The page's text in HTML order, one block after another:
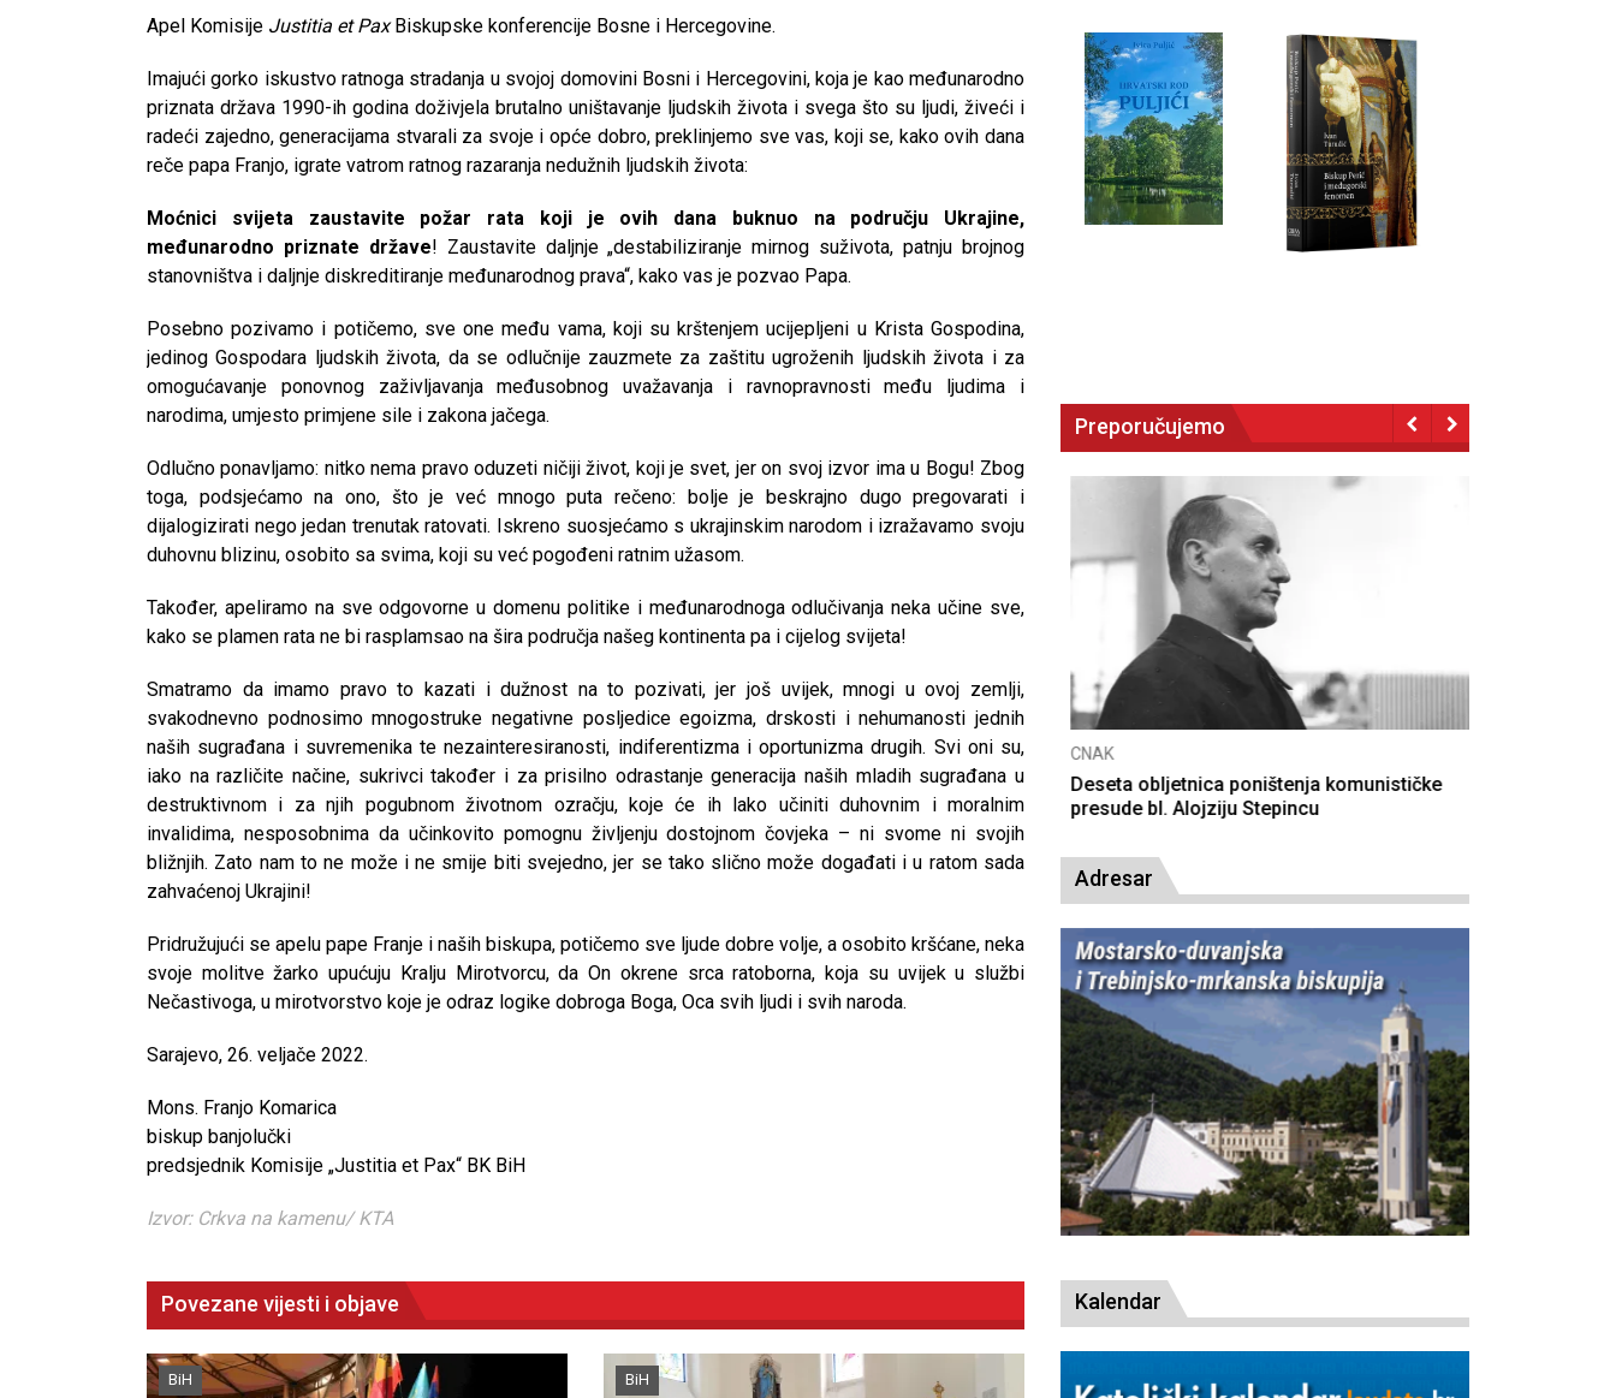
Apel Komisije Justitia et PaxBiskupske konferencije Bosne i Hercegovine.
Imajući gorko iskustvo ratnoga stradanja u svojoj domovini Bosni i Hercegovini, koja je kao međunarodno
priznata država 1990-ih godina doživjela brutalno uništavanje ljudskih života i svega što su ljudi, živeći i
radeći zajedno, generacijama stvarali za svoje i opće dobro, preklinjemo sve vas, koji se, kako ovih dana
reče papa Franjo, igrate vatrom ratnog razaranja nedužnih ljudskih života:
Moćnici svijeta zaustavite požar rata koji je ovih dana buknuo na području Ukrajine,
međunarodno priznate države! Zaustavite daljnje „destabiliziranje mirnog suživota, patnju brojnog
stanovništva i daljnje diskreditiranje međunarodnog prava“, kako vas je pozvao Papa.
Posebno pozivamo i potičemo, sve one među vama, koji su krštenjem ucijepljeni u Krista Gospodina,
jedinog Gospodara ljudskih života, da se odlučnije zauzmete za zaštitu ugroženih ljudskih života i za
omogućavanje ponovnog zaživljavanja međusobnog uvažavanja i ravnopravnosti među ljudima i
narodima, umjesto primjene sile i zakona jačega.
Odlučno ponavljamo: nitko nema pravo oduzeti ničiji život, koji je svet, jer on svoj izvor ima u Bogu! Zbog
toga, podsjećamo na ono, što je već mnogo puta rečeno: bolje je beskrajno dugo pregovarati i
dijalogizirati nego jedan trenutak ratovati. Iskreno suosjećamo s ukrajinskim narodom i izražavamo svoju
duhovnu blizinu, osobito sa svima, koji su već pogođeni ratnim užasom.
Također, apeliramo na sve odgovorne u domenu politike i međunarodnoga odlučivanja neka učine sve,
kako se plamen rata ne bi rasplamsao na šira područja našeg kontinenta pa i cijelog svijeta!
Smatramo da imamo pravo to kazati i dužnost na to pozivati, jer još uvijek, mnogi u ovoj zemlji,
svakodnevno podnosimo mnogostruke negativne posljedice egoizma, drskosti i nehumanosti jednih
naših sugrađana i suvremenika te nezainteresiranosti, indiferentizma i oportunizma drugih. Svi oni su,
iako na različite načine, sukrivci također i za prisilno odrastanje generacija naših mladih sugrađana u
destruktivnom i za njih pogubnom životnom ozračju, koje će ih lako učiniti duhovnim i moralnim
invalidima, nesposobnima da učinkovito pomognu življenju dostojnom čovjeka – ni svome ni svojih
bližnjih. Zato nam to ne može i ne smije biti svejedno, jer se tako slično može događati i u ratom sada
zahvaćenoj Ukrajini!
Pridružujući se apelu pape Franje i naših biskupa, potičemo sve ljude dobre volje, a osobito kršćane, neka
svoje molitve žarko upućuju Kralju Mirotvorcu, da On okrene srca ratoborna, koja su uvijek u službi
Nečastivoga, u mirotvorstvo koje je odraz logike dobroga Boga, Oca svih ljudi i svih naroda.
Sarajevo, 26. veljače 2022.
Mons. Franjo Komarica
biskup banjolučki
predsjednik Komisije „Justitia et Pax“ BK BiH
Izvor: Crkva na kamenu/ KTA
Povezane vijesti i objave
BiH BiH
Preporučujemo
CNAK
Kad se nasilje pretvara u optužnicu
CNAK
Smrtovdan nadbiskupa Petra Čule
CNAK
Deseta obljetnica poništenja komunističke
presude bl. Alojziju Stepincu
Adresar
Kalendar